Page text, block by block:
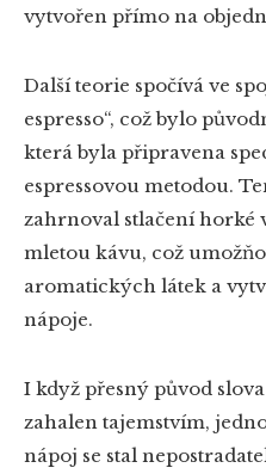
vytvořen přímo na
Další teorie spočívá ve
espresso“, což bylo
která byla připravena
espressovou metodou.
zahrnoval stlačení horké
mletou kávu, což
aromatických látek a
nápoje.
I když přesný původ slova
zahalen tajemstvím,
nápoj se stal